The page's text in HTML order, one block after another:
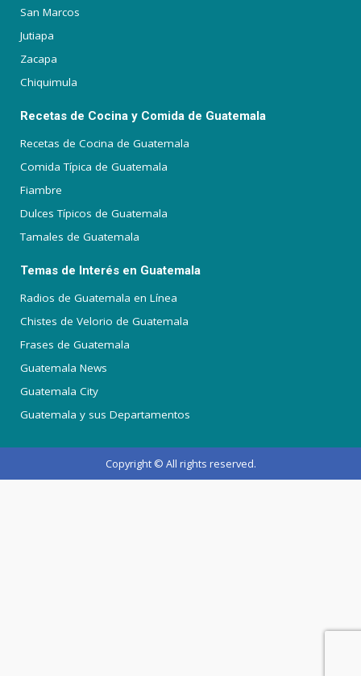
San Marcos
Jutiapa
Zacapa
Chiquimula
Recetas de Cocina y Comida de Guatemala
Recetas de Cocina de Guatemala
Comida Típica de Guatemala
Fiambre
Dulces Típicos de Guatemala
Tamales de Guatemala
Temas de Interés en Guatemala
Radios de Guatemala en Línea
Chistes de Velorio de Guatemala
Frases de Guatemala
Guatemala News
Guatemala City
Guatemala y sus Departamentos
Copyright © All rights reserved.